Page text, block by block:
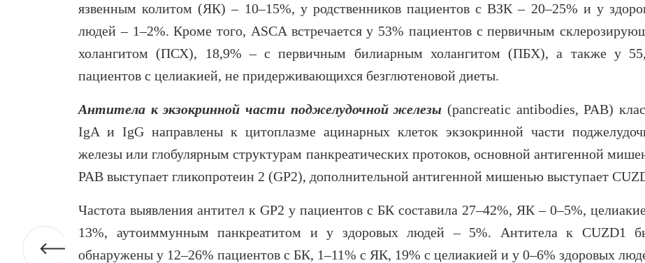
язвенным колитом (ЯК) – 10–15%, у родственников пациентов с ВЗК – 20–25% и у
людей – 1–2%. Кроме того, ASCA встречается у 53% пациентов с первичным
холангитом (ПСХ), 18,9% – с первичным билиарным холангитом (ПБХ), а также у
пациентов с целиакией, не придерживающихся безглютеновой диеты.
Антитела к экзокринной части поджелудочной железы (pancreatic antibodies, PAB)
IgA и IgG направлены к цитоплазме ацинарных клеток экзокринной части
железы или глобулярным структурам панкреатических протоков, основной антигенной
PAB выступает гликопротеин 2 (GP2), дополнительной антигенной мишенью выступает
Частота выявления антител к GP2 у пациентов с БК составила 27–42%, ЯК – 0–5%,
13%, аутоиммунным панкреатитом и у здоровых людей – 5%. Антитела к CUZD1
обнаружены у 12–26% пациентов с БК, 1–11% с ЯК, 19% с целиакией и у 0–6% здоровых